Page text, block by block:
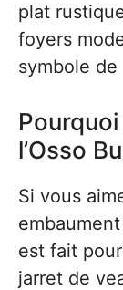
plat
foyers
symbole
l’Osso
Si vous
est fait
jarret de